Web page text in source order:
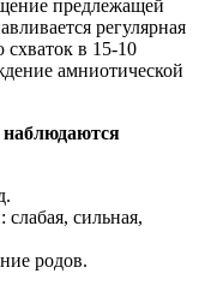
предлежащей
регулярная
схваток в 15-10
амниотической
наблюдаются
сильная,
родов.